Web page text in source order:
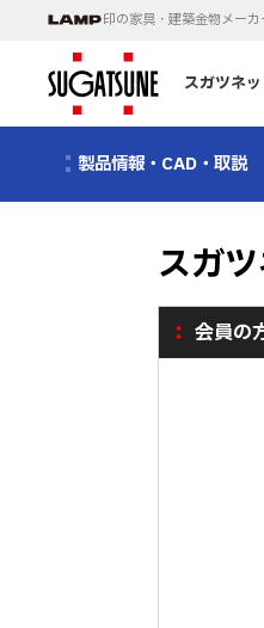
印の家具・建築金物メー
スガツネ
製品情報・CAD・取説
スガ
会員の